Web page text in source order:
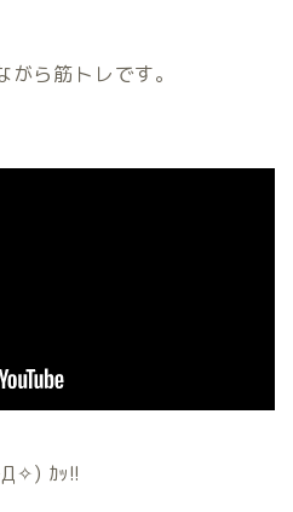
ら筋トレです。
ｶｯ!!